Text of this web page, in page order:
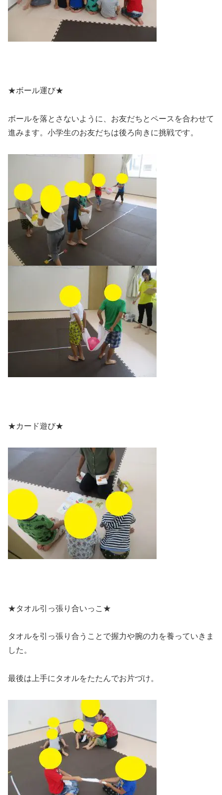
★ボール運び★
ボールを落とさないように、お友だちとペースを合わせて
進みます。小学生のお友だちは後ろ向きに挑戦です。
★カード遊び★
★タオル引っ張り合いっこ★
タオルを引っ張り合うことで握力や腕の力を養っていきま
した。
最後は上手にタオルをたたんでお片づけ。